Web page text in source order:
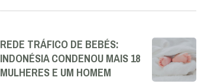
REDE TRÁFICO DE BEBÉS:
INDONÉSIA CONDENOU MAIS 18
MULHERES E UM HOMEM